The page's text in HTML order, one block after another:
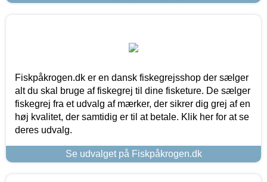
Fiskpåkrogen.dk er en dansk fiskegrejsshop der sælger
alt du skal bruge af fiskegrej til dine fisketure. De sælger
fiskegrej fra et udvalg af mærker, der sikrer dig grej af en
høj kvalitet, der samtidig er til at betale. Klik her for at se
deres udvalg.
Se udvalget på Fiskpåkrogen.dk